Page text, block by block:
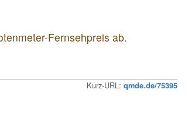
Fernsehpreis ab.
Kurz-URL: qmde.de/75395